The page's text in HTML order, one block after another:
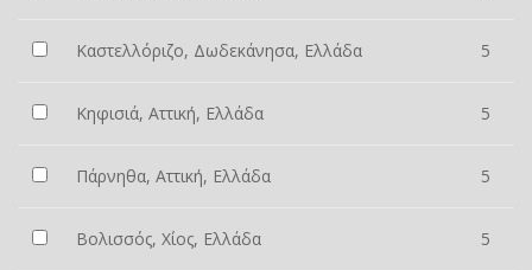
Καστελλόριζο, Δωδεκάνησα, Ελλάδα 5
Κηφισιά, Αττική, Ελλάδα 5
Πάρνηθα, Αττική, Ελλάδα 5
Βολισσός, Χίος, Ελλάδα 5